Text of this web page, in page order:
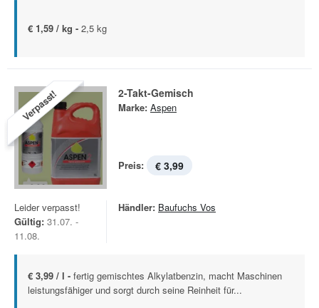
€ 1,59 / kg - 2,5 kg
Verpasst! 2-Takt-Gemisch
Marke: Aspen
Preis: € 3,99
Leider verpasst!
Gültig: 31.07. -
11.08.
Händler: Baufuchs Vos
€ 3,99 / l - fertig gemischtes Alkylatbenzin, macht Maschinen
leistungsfähiger und sorgt durch seine Reinheit für...